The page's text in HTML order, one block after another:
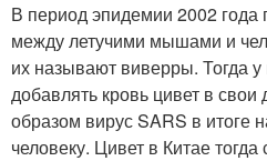
В период эпидемии 2002
между летучими мышами и
их называют виверры. Тогда
добавлять кровь цивет в
образом вирус SARS в итоге
человеку. Цивет в Китае